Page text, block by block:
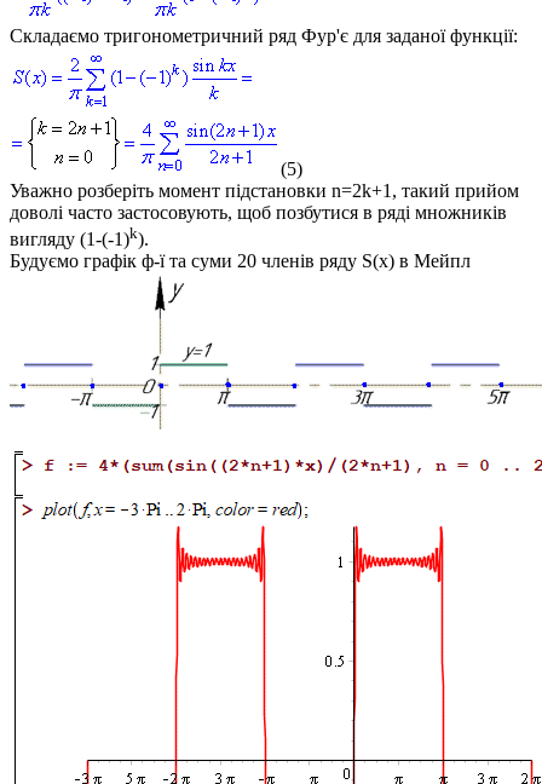
Складаємо тригонометричний ряд Фур'є для заданої функції:
(5)
Уважно розберіть момент підстановки n=2k+1 , такий прийом
доволі часто застосовують, щоб позбутися в ряді множників
вигляду (1-(-1)k).
Будуємо графік ф-ї та суми 20 членів ряду S(x) в Мейпл